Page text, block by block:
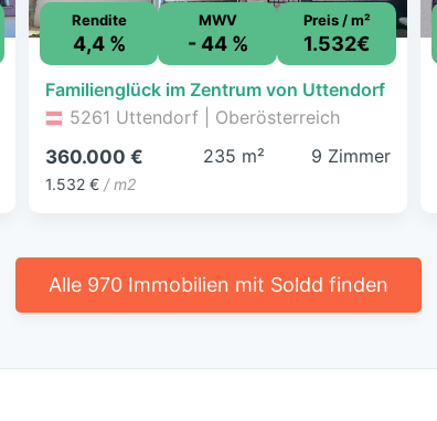
Rendite
4,4 %
MWV
- 44 %
Preis / m²
1.532€
Familienglück im Zentrum von Uttendorf
5261 Uttendorf | Oberösterreich
360.000 €
1.532 €/ m2
235 m² 9 Zimmer
Alle 970 Immobilien mit Soldd finden